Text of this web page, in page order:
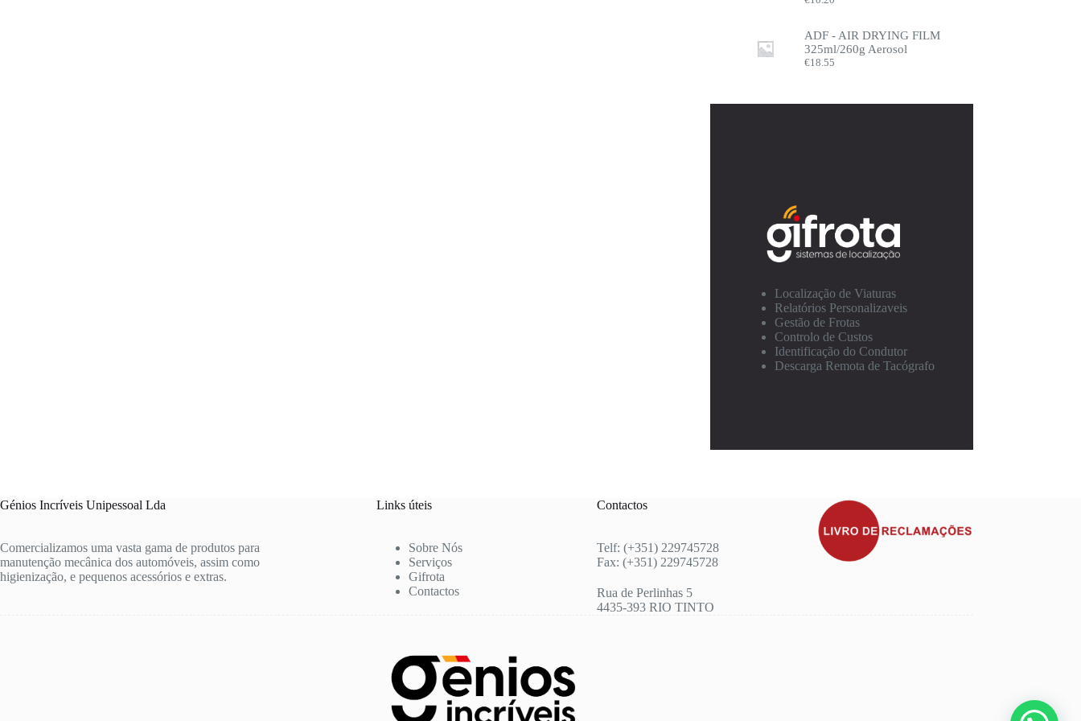
ADF - AIR DRYING FILM
325ml/260g Aerosol
€18.55
Localização de Viaturas
Relatórios Personalizaveis
Gestão de Frotas
Controlo de Custos
Identificação do Condutor
Descarga Remota de Tacógrafo
Génios Incríveis Unipessoal Lda
Comercializamos uma vasta gama de produtos para
manutenção mecânica dos automóveis, assim como
higienização, e pequenos acessórios e extras.
Links úteis
Sobre Nós
Serviços
Gifrota
Contactos
Contactos
Telf: (+351) 229745728
Fax: (+351) 229745728
Rua de Perlinhas 5
4435-393 RIO TINTO